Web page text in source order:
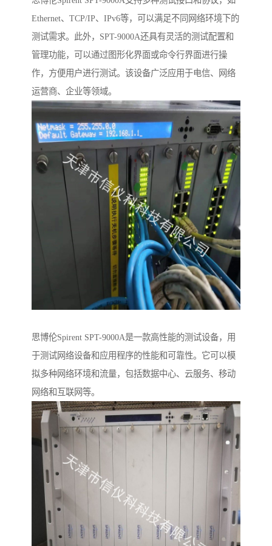
Ethernet、TCP/IP、IPv6等，可以满足不同网络环境下的
测试需求。此外，SPT-9000A还具有灵活的测试配置和
管理功能，可以通过图形化界面或命令行界面进行操
作，方便用户进行测试。该设备广泛应用于电信、网络
运营商、企业等领域。
思博伦Spirent SPT-9000A是一款高性能的测试设备，用
于测试网络设备和应用程序的性能和可靠性。它可以模
拟多种网络环境和流量，包括数据中心、云服务、移动
网络和互联网等。